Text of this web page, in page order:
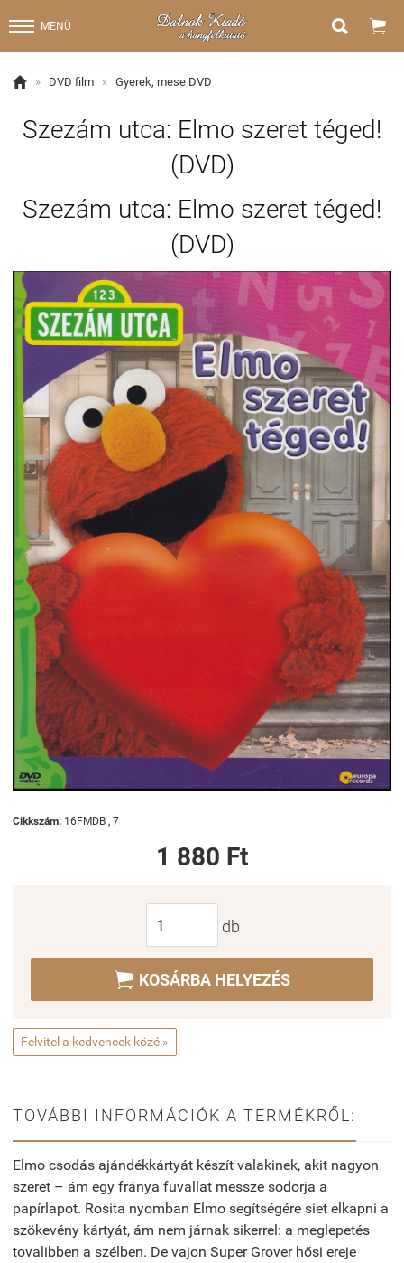
MENÜ  
 » DVD film » Gyerek, mese DVD
Szezám utca: Elmo szeret téged!
(DVD)
Szezám utca: Elmo szeret téged!
(DVD)
Cikkszám: 16FMDB , 7
1 880 Ft
db
 KOSÁRBA HELYEZÉS
Felvitel a kedvencek közé »
TOVÁBBI INFORMÁCIÓK A TERMÉKRŐL:
Elmo csodás ajándékkártyát készít valakinek, akit nagyon
szeret – ám egy fránya fuvallat messze sodorja a
papírlapot. Rosita nyomban Elmo segítségére siet elkapni a
szökevény kártyát, ám nem járnak sikerrel: a meglepetés
tovalibben a szélben. De vajon Super Grover hősi ereje